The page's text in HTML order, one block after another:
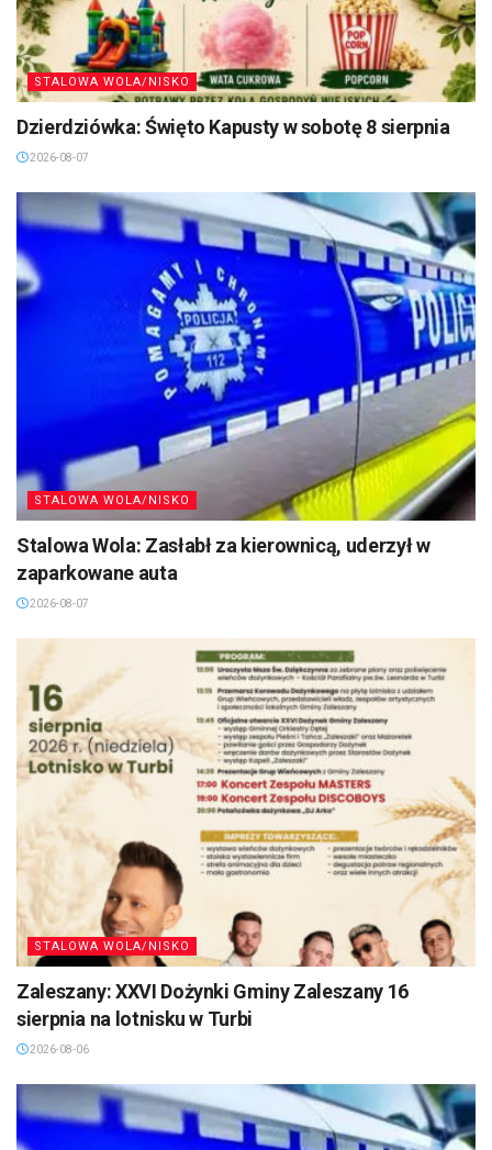
STALOWA WOLA/NISKO
Dzierdziówka: Święto Kapusty w sobotę 8 sierpnia
2026-08-07
STALOWA WOLA/NISKO
Stalowa Wola: Zasłabł za kierownicą, uderzył w
zaparkowane auta
2026-08-07
STALOWA WOLA/NISKO
Zaleszany: XXVI Dożynki Gminy Zaleszany 16
sierpnia na lotnisku w Turbi
2026-08-06